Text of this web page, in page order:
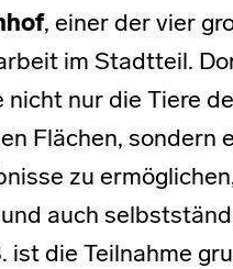
, einer der vier
im Stadtteil.
nur die Tiere
Flächen, sondern
zu
auch
ist die Teilnahme